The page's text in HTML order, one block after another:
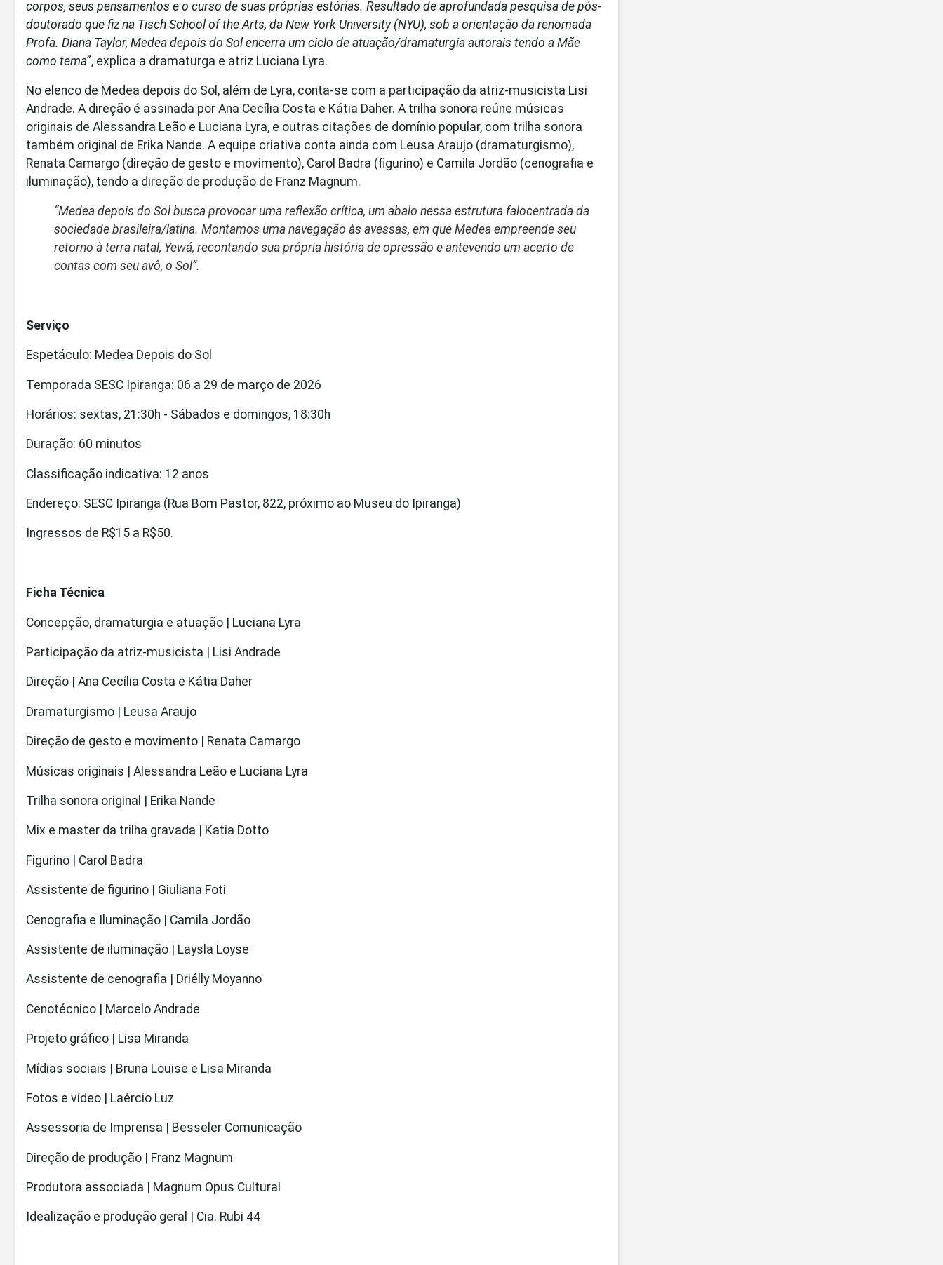
corpos, seus pensamentos e o curso de suas próprias estórias. Resultado de aprofundada pesquisa de pós-
doutorado que fiz na Tisch School of the Arts, da New York University (NYU), sob a orientação da renomada
Profa. Diana Taylor, Medea depois do Sol encerra um ciclo de atuação/dramaturgia autorais tendo a Mãe
como tema”, explica a dramaturga e atriz Luciana Lyra.
No elenco de Medea depois do Sol, além de Lyra, conta-se com a participação da atriz-musicista Lisi
Andrade. A direção é assinada por Ana Cecília Costa e Kátia Daher. A trilha sonora reúne músicas
originais de Alessandra Leão e Luciana Lyra, e outras citações de domínio popular, com trilha sonora
também original de Erika Nande. A equipe criativa conta ainda com Leusa Araujo (dramaturgismo),
Renata Camargo (direção de gesto e movimento), Carol Badra (figurino) e Camila Jordão (cenografia e
iluminação), tendo a direção de produção de Franz Magnum.
“Medea depois do Sol busca provocar uma reflexão crítica, um abalo nessa estrutura falocentrada da
sociedade brasileira/latina. Montamos uma navegação às avessas, em que Medea empreende seu
retorno à terra natal, Yewá, recontando sua própria história de opressão e antevendo um acerto de
contas com seu avô, o Sol”.
Serviço
Espetáculo: Medea Depois do Sol
Temporada SESC Ipiranga: 06 a 29 de março de 2026
Horários: sextas, 21:30h - Sábados e domingos, 18:30h
Duração: 60 minutos
Classificação indicativa: 12 anos
Endereço: SESC Ipiranga (Rua Bom Pastor, 822, próximo ao Museu do Ipiranga)
Ingressos de R$15 a R$50.
Ficha Técnica
Concepção, dramaturgia e atuação | Luciana Lyra
Participação da atriz-musicista | Lisi Andrade
Direção | Ana Cecília Costa e Kátia Daher
Dramaturgismo | Leusa Araujo
Direção de gesto e movimento | Renata Camargo
Músicas originais | Alessandra Leão e Luciana Lyra
Trilha sonora original | Erika Nande
Mix e master da trilha gravada | Katia Dotto
Figurino | Carol Badra
Assistente de figurino | Giuliana Foti
Cenografia e Iluminação | Camila Jordão
Assistente de iluminação | Laysla Loyse
Assistente de cenografia | Driélly Moyanno
Cenotécnico | Marcelo Andrade
Projeto gráfico | Lisa Miranda
Mídias sociais | Bruna Louise e Lisa Miranda
Fotos e vídeo | Laércio Luz
Assessoria de Imprensa | Besseler Comunicação
Direção de produção | Franz Magnum
Produtora associada | Magnum Opus Cultural
Idealização e produção geral | Cia. Rubi 44